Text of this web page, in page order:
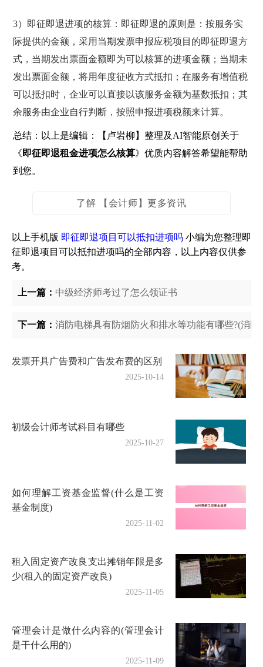
3）即征即退进项的核算：即征即退的原则是：按服务实
际提供的金额，采用当期发票申报应税项目的即征即退方
式，当期发出票面金额即为可以核算的进项金额；当期未
发出票面金额，将用年度征收方式抵扣；在服务有增值税
可以抵扣时，企业可以直接以该服务金额为基数抵扣；其
余服务由企业自行判断，按照申报进项税额来计算。
总结：以上是编辑：【卢岩柳】整理及AI智能原创关于
《即征即退租金进项怎么核算》优质内容解答希望能帮助
到您。
了解 【会计师】更多资讯
以上手机版 即征即退项目可以抵扣进项吗 小编为您整理即
征即退项目可以抵扣进项吗的全部内容，以上内容仅供参
考。
上一篇： 中级经济师考过了怎么领证书
下一篇： 消防电梯具有防烟防火和排水等功能有哪些?(消
发票开具广告费和广告发布费的区别
2025-10-14
初级会计师考试科目有哪些
2025-10-27
如何理解工资基金监督(什么是工资
基金制度)
2025-11-02
租入固定资产改良支出摊销年限是多
少(租入的固定资产改良)
2025-11-05
管理会计是做什么内容的(管理会计
是干什么用的)
2025-11-09